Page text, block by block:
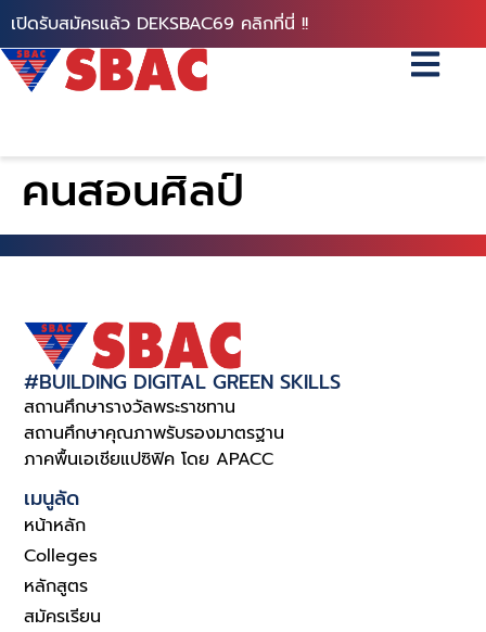
เปิดรับสมัครแล้ว DEKSBAC69 คลิกที่นี่ !!
คนสอนศิลป์
#BUILDING DIGITAL GREEN SKILLS
สถานศึกษารางวัลพระราชทาน
สถานศึกษาคุณภาพรับรองมาตรฐาน
ภาคพื้นเอเชียแปซิฟิค โดย APACC
เมนูลัด
หน้าหลัก
Colleges
หลักสูตร
สมัครเรียน